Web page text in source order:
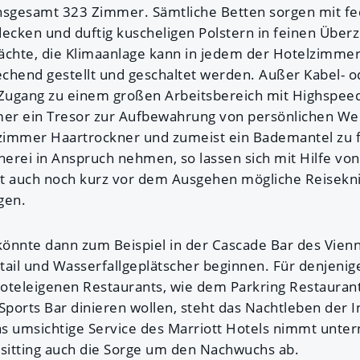
323 Zimmer. Sämtliche Betten sorgen mit
und duftig kuscheligen Polstern in feinen
die Klimaanlage kann in jedem der
gestellt und geschaltet werden. Außer Kabel-
zu einem großen Arbeitsbereich mit
ein Tresor zur Aufbewahrung von persönlichen
Haartrockner und zumeist ein Bademantel zu
in Anspruch nehmen, so lassen sich mit Hilfe
auch noch kurz vor dem Ausgehen mögliche
dann zum Beispiel in der Cascade Bar des
und Wasserfallgeplätscher beginnen. Für
Restaurants, wie dem Parkring
Bar dinieren wollen, steht das Nachtleben der
umsichtige Service des Marriott Hotels nimmt
auch die Sorge um den Nachwuchs ab.